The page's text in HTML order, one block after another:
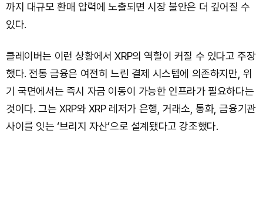
까지 대규모 환매 압력에 노출되면 시장 불안은 더 깊어질 수
있다.
클레이버는 이런 상황에서 XRP의 역할이 커질 수 있다고 주장
했다. 전통 금융은 여전히 느린 결제 시스템에 의존하지만, 위
기 국면에서는 즉시 자금 이동이 가능한 인프라가 필요하다는
것이다. 그는 XRP와 XRP 레저가 은행, 거래소, 통화, 금융기관
사이를 잇는 ‘브리지 자산’으로 설계됐다고 강조했다.